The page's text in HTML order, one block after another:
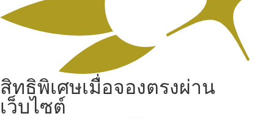
สิทธิพิเศษเมื่อจองตรงผ่าน
เว็บไซต์